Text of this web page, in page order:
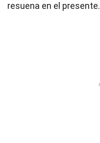
resuena en el presente.